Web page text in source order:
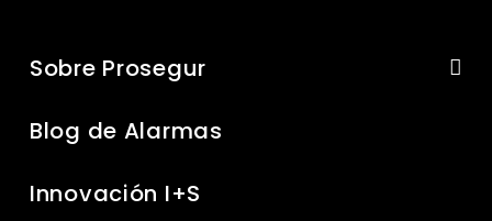
Sobre Prosegur
Blog de Alarmas
Innovación I+S